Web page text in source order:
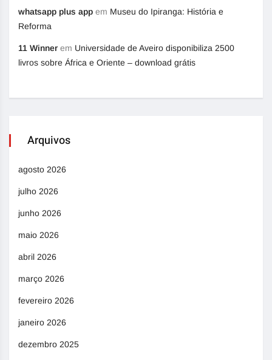
whatsapp plus app em Museu do Ipiranga: História e
Reforma
11 Winner em Universidade de Aveiro disponibiliza 2500
livros sobre África e Oriente – download grátis
Arquivos
agosto 2026
julho 2026
junho 2026
maio 2026
abril 2026
março 2026
fevereiro 2026
janeiro 2026
dezembro 2025